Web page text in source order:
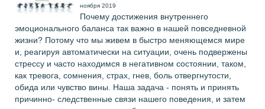
ноября 2019
Почему достижения внутреннего
эмоционального баланса так важно в нашей повседневной
жизни? Потому что мы живем в быстро меняющемся мире
и, реагируя автоматически на ситуации, очень подвержены
стрессу и часто находимся в негативном состоянии, таком,
как тревога, сомнения, страх, гнев, боль отвергнутости,
обида или чувство вины. Наша задача - понять и принять
причинно- следственные связи нашего поведения, и затем